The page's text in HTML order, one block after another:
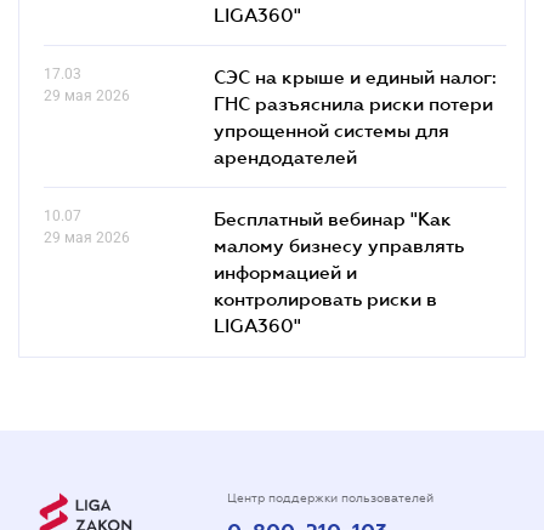
LIGA360"
17.03
29 мая 2026
СЭС на крыше и единый налог:
ГНС разъяснила риски потери
упрощенной системы для
арендодателей
10.07
29 мая 2026
Бесплатный вебинар "Как
малому бизнесу управлять
информацией и
контролировать риски в
LIGA360"
Центр поддержки пользователей